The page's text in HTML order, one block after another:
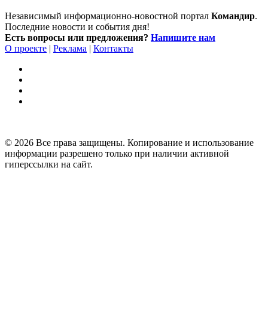
Независимый информационно-новостной портал Командир.
Последние новости и события дня!
Есть вопросы или предложения? Напишите нам
О проекте | Реклама | Контакты
© 2026 Все права защищены. Копирование и использование
информации разрешено только при наличии активной
гиперссылки на сайт.